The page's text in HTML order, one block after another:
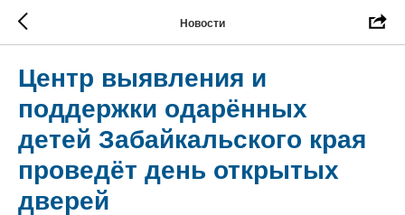
Новости
Центр выявления и
поддержки одарённых
детей Забайкальского края
проведёт день открытых
дверей